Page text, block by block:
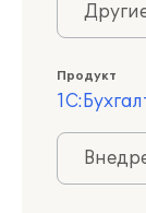
Продукт